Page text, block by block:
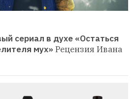
сериал в духе «Остаться
мух» Рецензия Ивана